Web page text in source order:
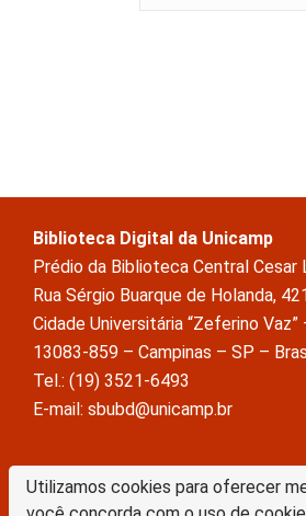
Utilizamos cookies para oferecer
Biblioteca Digital da Unicamp
Prédio da Biblioteca Central Cesar
Rua Sérgio Buarque de Holanda,
Cidade Universitária “Zeferino Vaz”
13083-859 – Campinas – SP –
Tel.: (19) 3521-6493
E-mail: sbubd@unicamp.br
A Biblioteca Digital da Unicamp está
Atribuição Sem Derivações 4.0